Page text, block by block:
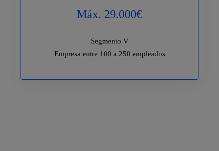
Máx. 29.000€
Segmento V
Empresa entre 100 a 250 empleados